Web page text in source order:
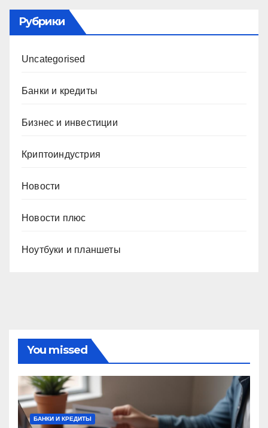
Рубрики
Uncategorised
Банки и кредиты
Бизнес и инвестиции
Криптоиндустрия
Новости
Новости плюс
Ноутбуки и планшеты
You missed
БАНКИ И КРЕДИТЫ